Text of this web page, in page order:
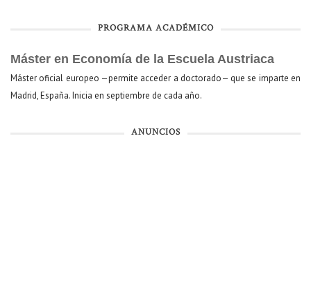
PROGRAMA ACADÉMICO
Máster en Economía de la Escuela Austriaca
Máster oficial europeo —permite acceder a doctorado— que se imparte en
Madrid, España. Inicia en septiembre de cada año.
ANUNCIOS